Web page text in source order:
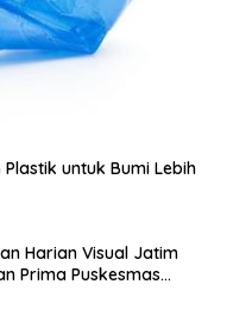
untuk Bumi Lebih
Harian Visual Jatim
Prima Puskesmas